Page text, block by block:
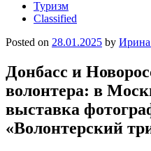
Туризм
Сlassified
Posted on 28.01.2025 by Ирина
Донбасс и
волонтера: в
выставка
«Волонтерский